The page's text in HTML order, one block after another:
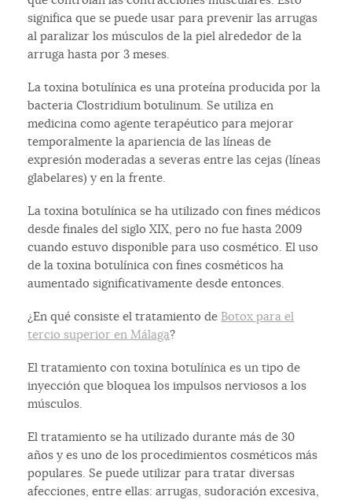
significa que se puede usar para prevenir las arrugas
al paralizar los músculos de la piel alrededor de la
arruga hasta por 3 meses.
La toxina botulínica es una proteína producida por la
bacteria Clostridium botulinum. Se utiliza en
medicina como agente terapéutico para mejorar
temporalmente la apariencia de las líneas de
expresión moderadas a severas entre las cejas (líneas
glabelares) y en la frente.
La toxina botulínica se ha utilizado con fines médicos
desde finales del siglo XIX, pero no fue hasta 2009
cuando estuvo disponible para uso cosmético. El uso
de la toxina botulínica con fines cosméticos ha
aumentado significativamente desde entonces.
¿En qué consiste el tratamiento de Botox para el
tercio superior en Málaga?
El tratamiento con toxina botulínica es un tipo de
inyección que bloquea los impulsos nerviosos a los
músculos.
El tratamiento se ha utilizado durante más de 30
años y es uno de los procedimientos cosméticos más
populares. Se puede utilizar para tratar diversas
afecciones, entre ellas: arrugas, sudoración excesiva,